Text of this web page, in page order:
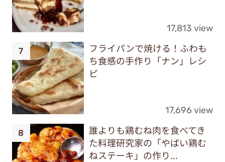
17,813 view
フライパンで焼ける！ふわも
ち食感の手作り「ナン」レシ
ピ
17,696 view
誰よりも鶏むね肉を食べてき
た料理研究家の「やばい鶏む
ねステーキ」の作り...